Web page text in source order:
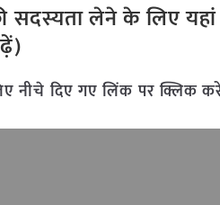
लेने के लिए
नीचे दिए गए लिंक पर क्लिक